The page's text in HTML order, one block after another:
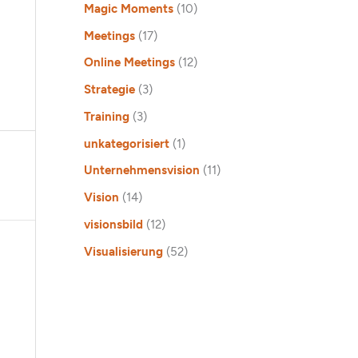
Magic Moments(10)
Meetings(17)
Online Meetings(12)
Strategie(3)
Training(3)
unkategorisiert(1)
Unternehmensvision (11)
Vision (14)
visionsbild (12)
Visualisierung(52)